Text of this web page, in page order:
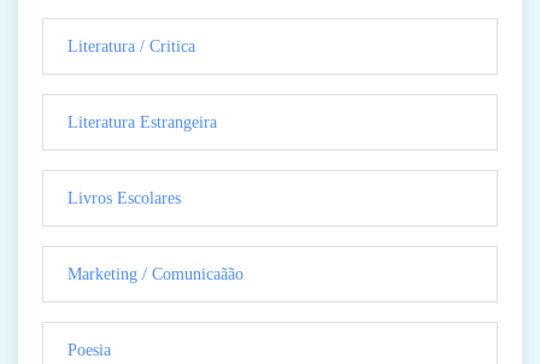
Literatura / Critica
Literatura Estrangeira
Livros Escolares
Marketing / Comunicaãão
Poesia